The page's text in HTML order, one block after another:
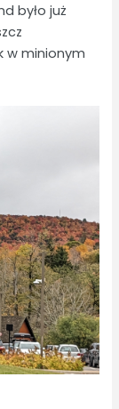
było już
w minionym